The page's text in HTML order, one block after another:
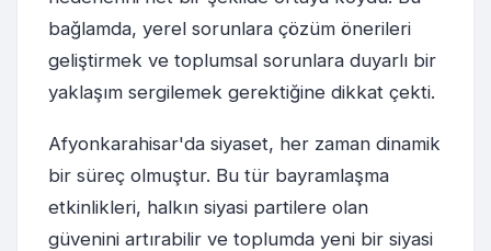
bağlamda, yerel sorunlara çözüm önerileri
geliştirmek ve toplumsal sorunlara duyarlı bir
yaklaşım sergilemek gerektiğine dikkat çekti.
Afyonkarahisar'da siyaset, her zaman dinamik
bir süreç olmuştur. Bu tür bayramlaşma
etkinlikleri, halkın siyasi partilere olan
güvenini artırabilir ve toplumda yeni bir siyasi